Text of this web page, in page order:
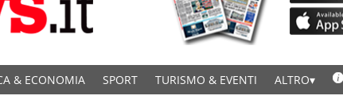
& ECONOMIA SPORT TURISMO & EVENTI ALTRO